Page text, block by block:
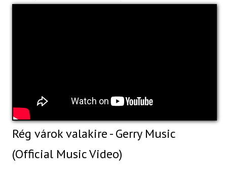
Rég várok valakire - Gerry Music
(Official Music Video)